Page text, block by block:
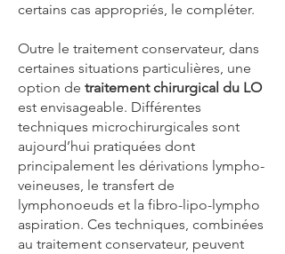
certains cas appropriés, le compléter.
Outre le traitement conservateur, dans
certaines situations particulières, une
option de traitement chirurgical du LO
est envisageable. Différentes
techniques microchirurgicales sont
aujourd’hui pratiquées dont
principalement les dérivations lympho-
veineuses, le transfert de
lymphonoeuds et la fibro-lipo-lympho
aspiration. Ces techniques, combinées
au traitement conservateur, peuvent